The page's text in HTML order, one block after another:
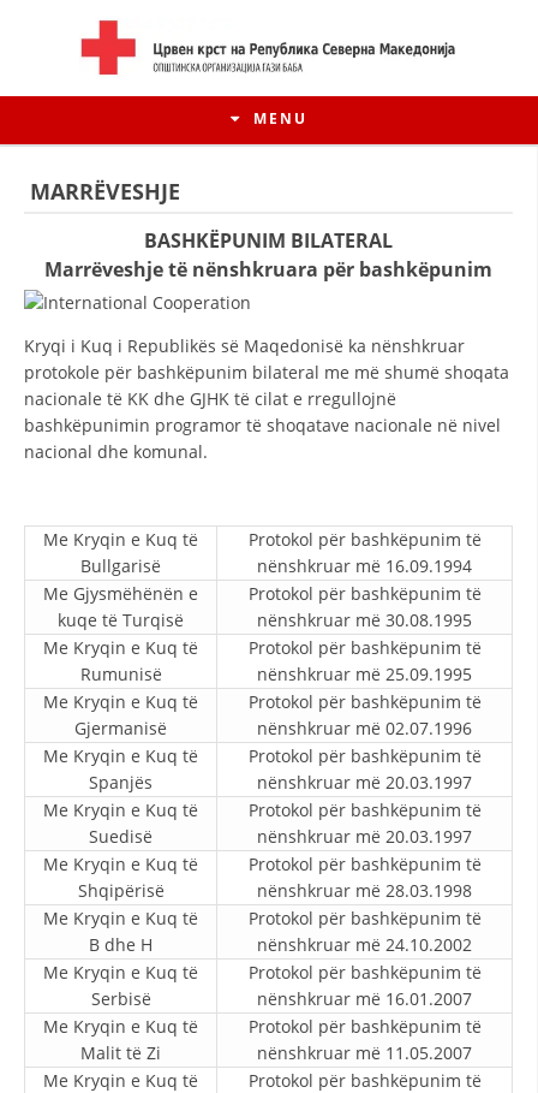
MENU
HISTORIA E LËVIZJES
STRUKTURA E ORGANIZATËS
KONTAKT INFORMACIONE
ANËTARËSIMI NË STRUKTURAT PROFESIONALE
LIGJI I KRYQIT TË KUQ
STATUTI I KRYQIT TË KUQ
ORGANIZIMI DHE ZHVILLIMI
BORDI DREJTUES
KUVENDI
STRUKTURA DHE STRUKTURA ORGANIZATIVE
MARRËVESHJE
BASHKËPUNIM BILATERAL
Marrëveshje të nënshkruara për bashkëpunim
Kryqi i Kuq i Republikës së Maqedonisë ka nënshkruar
protokole për bashkëpunim bilateral me më shumë shoqata
nacionale të KK dhe GJHK të cilat e rregullojnë
bashkëpunimin programor të shoqatave nacionale në nivel
nacional dhe komunal.
Me Kryqin e Kuq të
Bullgarisë
Protokol për bashkëpunim të
nënshkruar më 16.09.1994
Me Gjysmëhënën e
kuqe të Turqisë
Protokol për bashkëpunim të
nënshkruar më 30.08.1995
Me Kryqin e Kuq të
Rumunisë
Protokol për bashkëpunim të
nënshkruar më 25.09.1995
Me Kryqin e Kuq të
Gjermanisë
Protokol për bashkëpunim të
nënshkruar më 02.07.1996
Me Kryqin e Kuq të
Spanjës
Protokol për bashkëpunim të
nënshkruar më 20.03.1997
Me Kryqin e Kuq të
Suedisë
Protokol për bashkëpunim të
nënshkruar më 20.03.1997
Me Kryqin e Kuq të
Shqipërisë
Protokol për bashkëpunim të
nënshkruar më 28.03.1998
Me Kryqin e Kuq të
B dhe H
Protokol për bashkëpunim të
nënshkruar më 24.10.2002
Me Kryqin e Kuq të
Serbisë
Protokol për bashkëpunim të
nënshkruar më 16.01.2007
Me Kryqin e Kuq të
Malit të Zi
Protokol për bashkëpunim të
nënshkruar më 11.05.2007
Me Kryqin e Kuq të
Protokol për bashkëpunim të